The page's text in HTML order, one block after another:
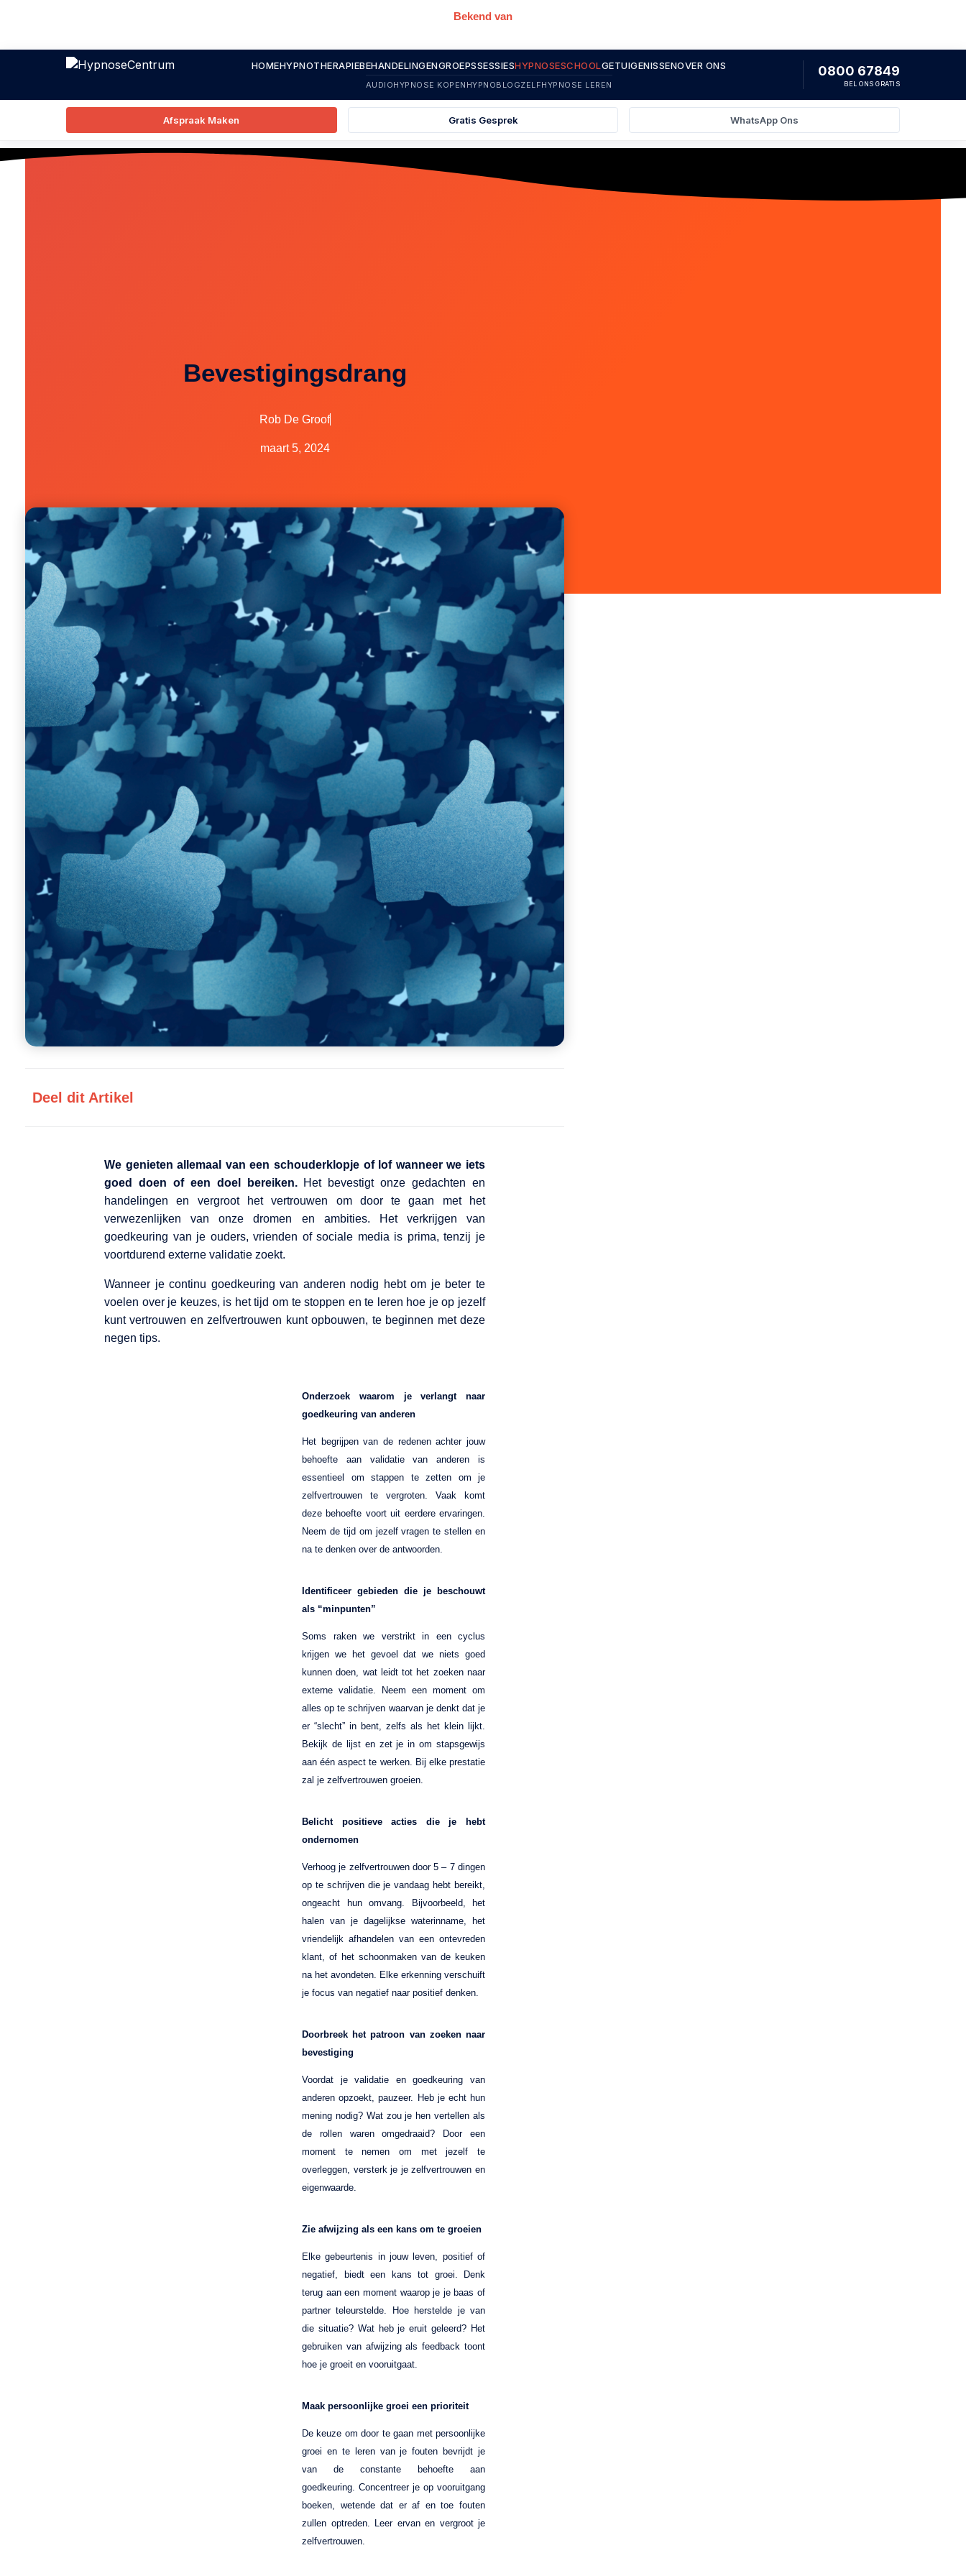
Bekend van
HOMEHYPNOTHERAPIEBEHANDELINGENGROEPSSESSIESHYPNOSESCHOOLGETUIGENISSENOVER ONS
AUDIOHYPNOSE KOPEN HYPNOBLOGZELFHYPNOSE LEREN
0800 67849
BEL ONS GRATIS
Afspraak Maken Gratis Gesprek WhatsApp Ons
Bevestigingsdrang
Rob De Groof
maart 5, 2024
Deel dit Artikel
We genieten allemaal van een schouderklopje of lof wanneer we iets
goed doen of een doel bereiken.Het bevestigt onze gedachten en
handelingen en vergroot het vertrouwen om door te gaan met het
verwezenlijken van onze dromen en ambities. Het verkrijgen van
goedkeuring van je ouders, vrienden of sociale media is prima, tenzij je
voortdurend externe validatie zoekt.
Wanneer je continu goedkeuring van anderen nodig hebt om je beter te
voelen over je keuzes, is het tijd om te stoppen en te leren hoe je op jezelf
kunt vertrouwen en zelfvertrouwen kunt opbouwen, te beginnen met deze
negen tips.
Onderzoek waarom je verlangt naar
goedkeuring van anderen
Het begrijpen van de redenen achter jouw
behoefte aan validatie van anderen is
essentieel om stappen te zetten om je
zelfvertrouwen te vergroten. Vaak komt
deze behoefte voort uit eerdere ervaringen.
Neem de tijd om jezelf vragen te stellen en
na te denken over de antwoorden.
Identificeer gebieden die je beschouwt
als “minpunten”
Soms raken we verstrikt in een cyclus
krijgen we het gevoel dat we niets goed
kunnen doen, wat leidt tot het zoeken naar
externe validatie. Neem een moment om
alles op te schrijven waarvan je denkt dat je
er “slecht” in bent, zelfs als het klein lijkt.
Bekijk de lijst en zet je in om stapsgewijs
aan één aspect te werken. Bij elke prestatie
zal je zelfvertrouwen groeien.
Belicht positieve acties die je hebt
ondernomen
Verhoog je zelfvertrouwen door 5 – 7 dingen
op te schrijven die je vandaag hebt bereikt,
ongeacht hun omvang. Bijvoorbeeld, het
halen van je dagelijkse waterinname, het
vriendelijk afhandelen van een ontevreden
klant, of het schoonmaken van de keuken
na het avondeten. Elke erkenning verschuift
je focus van negatief naar positief denken.
Doorbreek het patroon van zoeken naar
bevestiging
Voordat je validatie en goedkeuring van
anderen opzoekt, pauzeer. Heb je echt hun
mening nodig? Wat zou je hen vertellen als
de rollen waren omgedraaid? Door een
moment te nemen om met jezelf te
overleggen, versterk je je zelfvertrouwen en
eigenwaarde.
Zie afwijzing als een kans om te groeien
Elke gebeurtenis in jouw leven, positief of
negatief, biedt een kans tot groei. Denk
terug aan een moment waarop je je baas of
partner teleurstelde. Hoe herstelde je van
die situatie? Wat heb je eruit geleerd? Het
gebruiken van afwijzing als feedback toont
hoe je groeit en vooruitgaat.
Maak persoonlijke groei een prioriteit
De keuze om door te gaan met persoonlijke
groei en te leren van je fouten bevrijdt je
van de constante behoefte aan
goedkeuring. Concentreer je op vooruitgang
boeken, wetende dat er af en toe fouten
zullen optreden. Leer ervan en vergroot je
zelfvertrouwen.